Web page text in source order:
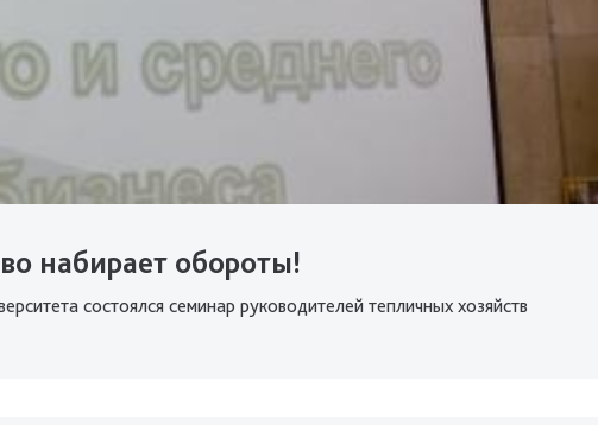
набирает обороты!
состоялся семинар руководителей тепличных хозяйств